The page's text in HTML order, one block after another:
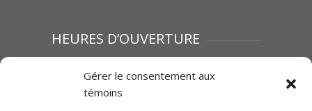
Gérer le consentement aux
témoins
HEURES D’OUVERTURE